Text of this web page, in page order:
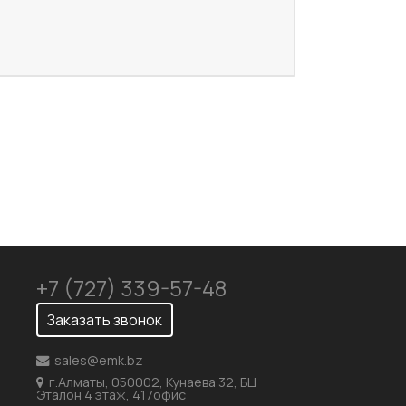
+7 (727) 339-57-48
Заказать звонок
sales@emk.bz
г.Алматы, 050002, Кунаева 32, БЦ
Эталон 4 этаж, 417офис